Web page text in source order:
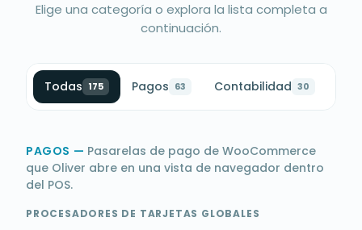
Elige una categoría o explora la lista completa a
continuación.
Todas 175 Pagos 63 Contabilidad 30
PAGOS — Pasarelas de pago de WooCommerce
que Oliver abre en una vista de navegador dentro
del POS.
PROCESADORES DE TARJETAS GLOBALES